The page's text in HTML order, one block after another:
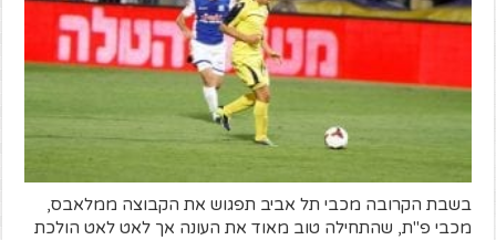
בשבת הקרובה מכבי תל אביב תפגוש את הקבוצה ממלאבס,
מכבי פ"ת, שהתחילה טוב מאוד את העונה אך לאט לאט הולכת